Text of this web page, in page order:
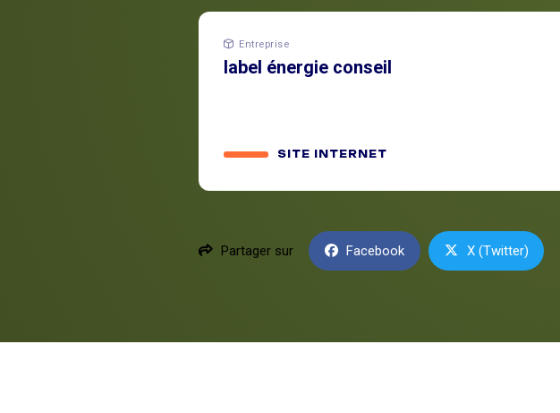
Entreprise
label énergie conseil
SITE INTERNET
Partager sur Facebook X (Twitter)